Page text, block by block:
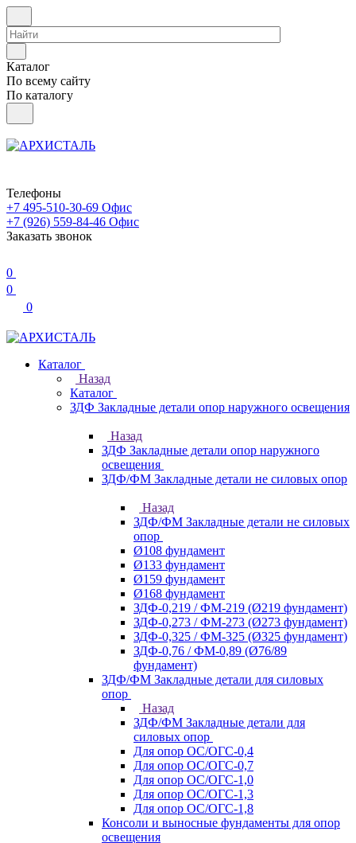
Каталог
По всему сайту
По каталогу
Телефоны
+7 495-510-30-69 Офис
+7 (926) 559-84-46 Офис
Заказать звонок
0
0
0
Каталог
Назад
Каталог
ЗДФ Закладные детали опор наружного освещения
Назад
ЗДФ Закладные детали опор наружного
освещения
ЗДФ/ФМ Закладные детали не силовых опор
Назад
ЗДФ/ФМ Закладные детали не силовых
опор
Ø108 фундамент
Ø133 фундамент
Ø159 фундамент
Ø168 фундамент
ЗДФ-0,219 / ФМ-219 (Ø219 фундамент)
ЗДФ-0,273 / ФМ-273 (Ø273 фундамент)
ЗДФ-0,325 / ФМ-325 (Ø325 фундамент)
ЗДФ-0,76 / ФМ-0,89 (Ø76/89
фундамент)
ЗДФ/ФМ Закладные детали для силовых
опор
Назад
ЗДФ/ФМ Закладные детали для
силовых опор
Для опор ОС/ОГС-0,4
Для опор ОС/ОГС-0,7
Для опор ОС/ОГС-1,0
Для опор ОС/ОГС-1,3
Для опор ОС/ОГС-1,8
Консоли и выносные фундаменты для опор
освещения